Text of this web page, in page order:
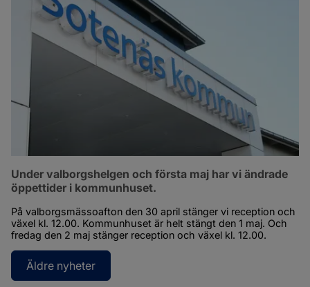
Under valborgshelgen och första maj har vi ändrade
öppettider i kommunhuset.
På valborgsmässoafton den 30 april stänger vi reception och
växel kl. 12.00. Kommunhuset är helt stängt den 1 maj. Och
fredag den 2 maj stänger reception och växel kl. 12.00.
Äldre nyheter